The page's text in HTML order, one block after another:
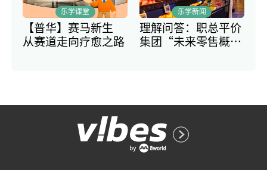
【普华】赛马新生
从赛道走向疗愈之路
乐学课堂
理解问答：职总平价
集团“未来零售概
乐学新闻